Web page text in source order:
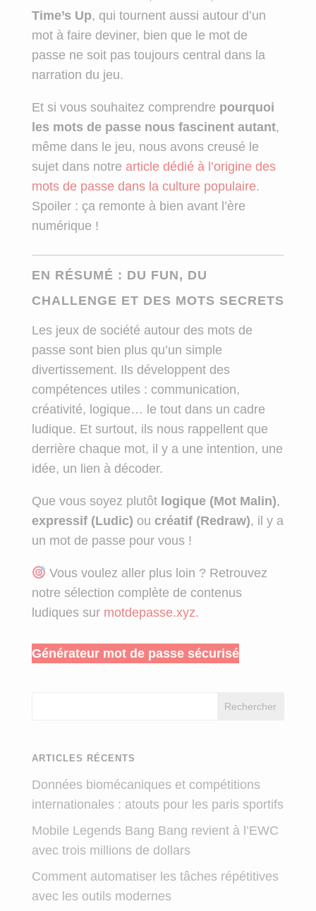
Time’s Up, qui tournent aussi autour d’un
mot à faire deviner, bien que le mot de
passe ne soit pas toujours central dans la
narration du jeu.
Et si vous souhaitez comprendre pourquoi
les mots de passe nous fascinent autant,
même dans le jeu, nous avons creusé le
sujet dans notre article dédié à l’origine des
mots de passe dans la culture populaire.
Spoiler : ça remonte à bien avant l’ère
numérique !
EN RÉSUMÉ : DU FUN, DU
CHALLENGE ET DES MOTS SECRETS
Les jeux de société autour des mots de
passe sont bien plus qu’un simple
divertissement. Ils développent des
compétences utiles : communication,
créativité, logique… le tout dans un cadre
ludique. Et surtout, ils nous rappellent que
derrière chaque mot, il y a une intention, une
idée, un lien à décoder.
Que vous soyez plutôt logique (Mot Malin),
expressif (Ludic) ou créatif (Redraw), il y a
un mot de passe pour vous !
Vous voulez aller plus loin ? Retrouvez
notre sélection complète de contenus
ludiques sur motdepasse.xyz.
Générateur mot de passe sécurisé
Rechercher
ARTICLES RÉCENTS
Données biomécaniques et compétitions
internationales : atouts pour les paris sportifs
Mobile Legends Bang Bang revient à l’EWC
avec trois millions de dollars
Comment automatiser les tâches répétitives
avec les outils modernes